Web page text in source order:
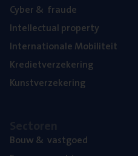
Cyber& fraude
Intel­lec­tu­al property
Inter­na­ti­o­na­le Mobiliteit
Kre­diet­ver­ze­ke­ring
Kunst­ver­ze­ke­ring
Bouw& vastgoed